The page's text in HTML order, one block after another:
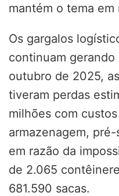
mantém o tema em
Os gargalos
continuam gerando
outubro de 2025,
tiveram perdas
milhões com
armazenagem,
em razão da
de 2.065
681.590 sacas.